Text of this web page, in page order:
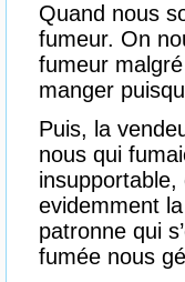
Quand nous
fumeur. On
fumeur
manger
Puis, la
nous qui
evidemment
patronne qui
fumée nous